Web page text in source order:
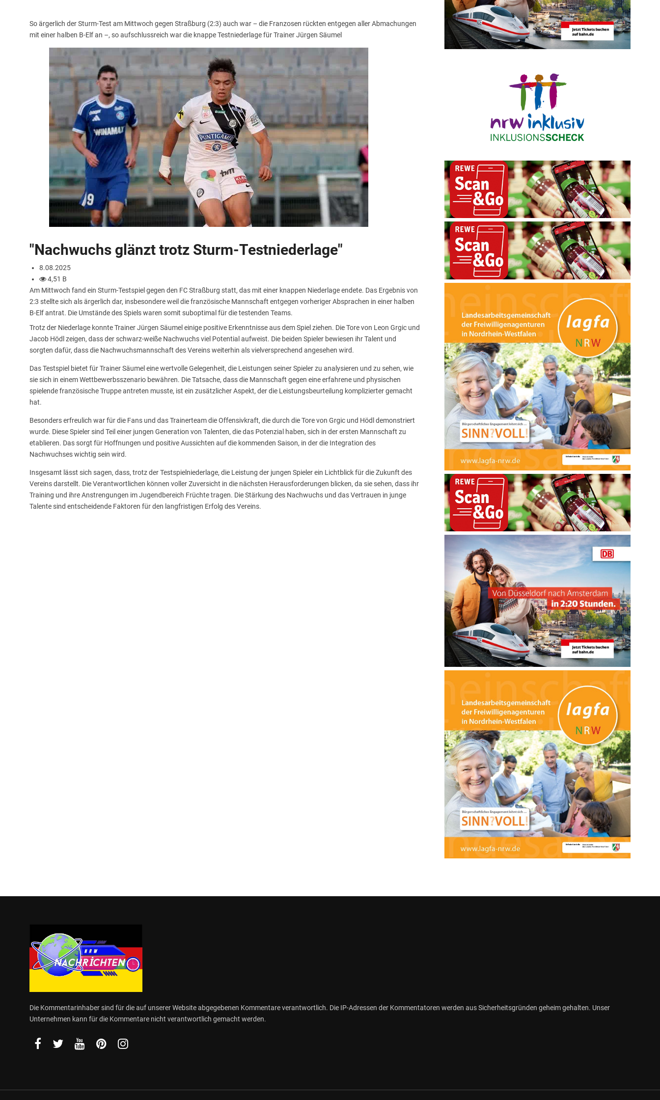
So ärgerlich der Sturm-Test am Mittwoch gegen Straßburg (2:3) auch war – die Franzosen rückten entgegen aller Abmachungen
mit einer halben B-Elf an –, so aufschlussreich war die knappe Testniederlage für Trainer Jürgen Säumel
"Nachwuchs glänzt trotz Sturm-Testniederlage"
8.08.2025
4,51 B
Am Mittwoch fand ein Sturm-Testspiel gegen den FC Straßburg statt, das mit einer knappen Niederlage endete. Das Ergebnis von
2:3 stellte sich als ärgerlich dar, insbesondere weil die französische Mannschaft entgegen vorheriger Absprachen in einer halben
B-Elf antrat. Die Umstände des Spiels waren somit suboptimal für die testenden Teams.
Trotz der Niederlage konnte Trainer Jürgen Säumel einige positive Erkenntnisse aus dem Spiel ziehen. Die Tore von Leon Grgic und
Jacob Hödl zeigen, dass der schwarz-weiße Nachwuchs viel Potential aufweist. Die beiden Spieler bewiesen ihr Talent und
sorgten dafür, dass die Nachwuchsmannschaft des Vereins weiterhin als vielversprechend angesehen wird.
Das Testspiel bietet für Trainer Säumel eine wertvolle Gelegenheit, die Leistungen seiner Spieler zu analysieren und zu sehen, wie
sie sich in einem Wettbewerbsszenario bewähren. Die Tatsache, dass die Mannschaft gegen eine erfahrene und physischen
spielende französische Truppe antreten musste, ist ein zusätzlicher Aspekt, der die Leistungsbeurteilung komplizierter gemacht
hat.
Besonders erfreulich war für die Fans und das Trainerteam die Offensivkraft, die durch die Tore von Grgic und Hödl demonstriert
wurde. Diese Spieler sind Teil einer jungen Generation von Talenten, die das Potenzial haben, sich in der ersten Mannschaft zu
etablieren. Das sorgt für Hoffnungen und positive Aussichten auf die kommenden Saison, in der die Integration des
Nachwuchses wichtig sein wird.
Insgesamt lässt sich sagen, dass, trotz der Testspielniederlage, die Leistung der jungen Spieler ein Lichtblick für die Zukunft des
Vereins darstellt. Die Verantwortlichen können voller Zuversicht in die nächsten Herausforderungen blicken, da sie sehen, dass ihr
Training und ihre Anstrengungen im Jugendbereich Früchte tragen. Die Stärkung des Nachwuchs und das Vertrauen in junge
Talente sind entscheidende Faktoren für den langfristigen Erfolg des Vereins.
Die Kommentarinhaber sind für die auf unserer Website abgegebenen Kommentare verantwortlich. Die IP-Adressen der Kommentatoren werden aus Sicherheitsgründen geheim gehalten. Unser
Unternehmen kann für die Kommentare nicht verantwortlich gemacht werden.